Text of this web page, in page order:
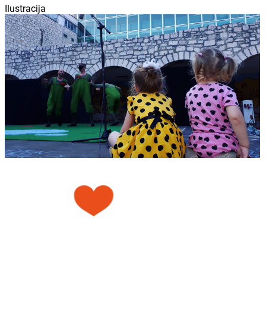
Ilustracija